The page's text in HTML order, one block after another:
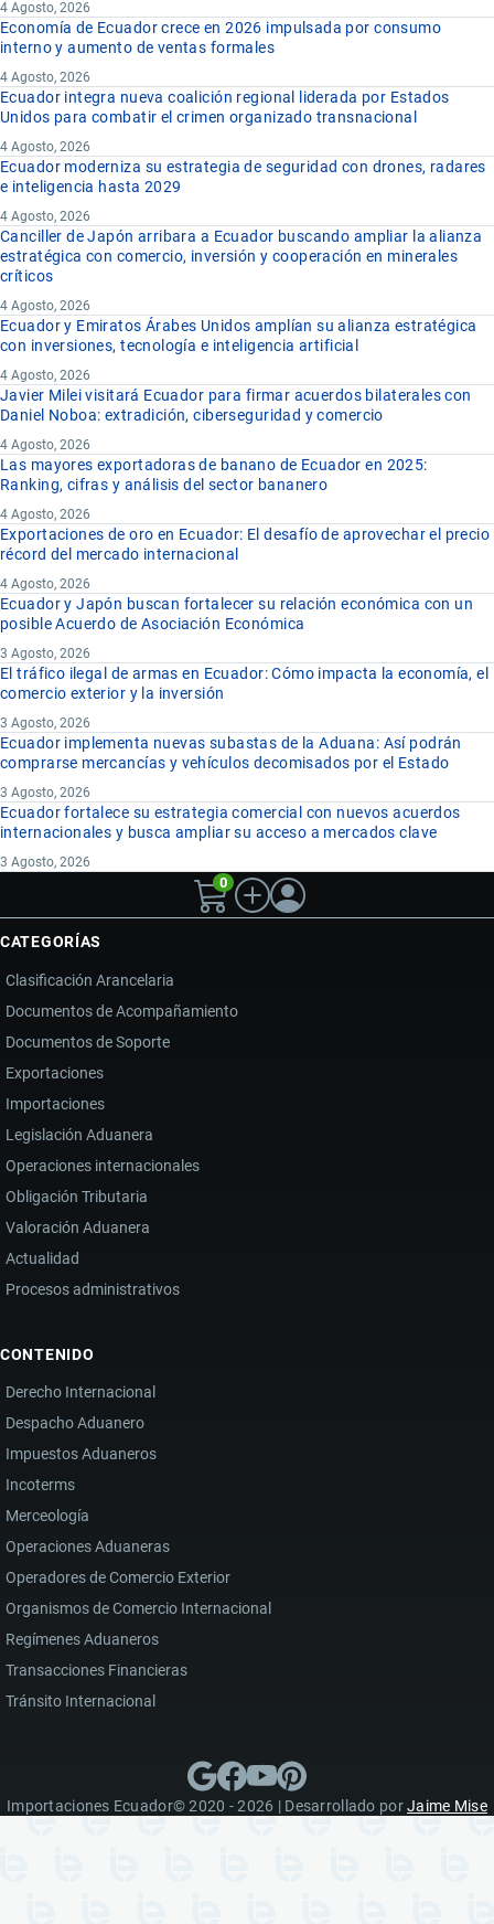
4 Agosto, 2026
Economía de Ecuador crece en 2026 impulsada por consumo
interno y aumento de ventas formales
4 Agosto, 2026
Ecuador integra nueva coalición regional liderada por Estados
Unidos para combatir el crimen organizado transnacional
4 Agosto, 2026
Ecuador moderniza su estrategia de seguridad con drones, radares
e inteligencia hasta 2029
4 Agosto, 2026
Canciller de Japón arribara a Ecuador buscando ampliar la alianza
estratégica con comercio, inversión y cooperación en minerales
críticos
4 Agosto, 2026
Ecuador y Emiratos Árabes Unidos amplían su alianza estratégica
con inversiones, tecnología e inteligencia artificial
4 Agosto, 2026
Javier Milei visitará Ecuador para firmar acuerdos bilaterales con
Daniel Noboa: extradición, ciberseguridad y comercio
4 Agosto, 2026
Las mayores exportadoras de banano de Ecuador en 2025:
Ranking, cifras y análisis del sector bananero
4 Agosto, 2026
Exportaciones de oro en Ecuador: El desafío de aprovechar el precio
récord del mercado internacional
4 Agosto, 2026
Ecuador y Japón buscan fortalecer su relación económica con un
posible Acuerdo de Asociación Económica
3 Agosto, 2026
El tráfico ilegal de armas en Ecuador: Cómo impacta la economía, el
comercio exterior y la inversión
3 Agosto, 2026
Ecuador implementa nuevas subastas de la Aduana: Así podrán
comprarse mercancías y vehículos decomisados por el Estado
3 Agosto, 2026
Ecuador fortalece su estrategia comercial con nuevos acuerdos
internacionales y busca ampliar su acceso a mercados clave
3 Agosto, 2026
0
CATEGORÍAS
Clasificación Arancelaria
Documentos de Acompañamiento
Documentos de Soporte
Exportaciones
Importaciones
Legislación Aduanera
Operaciones internacionales
Obligación Tributaria
Valoración Aduanera
Actualidad
Procesos administrativos
CONTENIDO
Derecho Internacional
Despacho Aduanero
Impuestos Aduaneros
Incoterms
Merceología
Operaciones Aduaneras
Operadores de Comercio Exterior
Organismos de Comercio Internacional
Regímenes Aduaneros
Transacciones Financieras
Tránsito Internacional
Importaciones Ecuador© 2020 - 2026 | Desarrollado porJaime Mise